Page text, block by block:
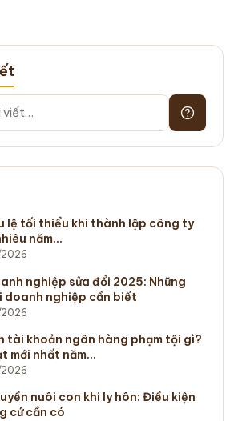
lệ tối thiểu khi thành lập công ty
năm…
nghiệp sửa đổi 2025: Những
doanh nghiệp cần biết
tài khoản ngân hàng phạm tội gì?
mới nhất năm…
nuôi con khi ly hôn: Điều kiện
cứ cần có